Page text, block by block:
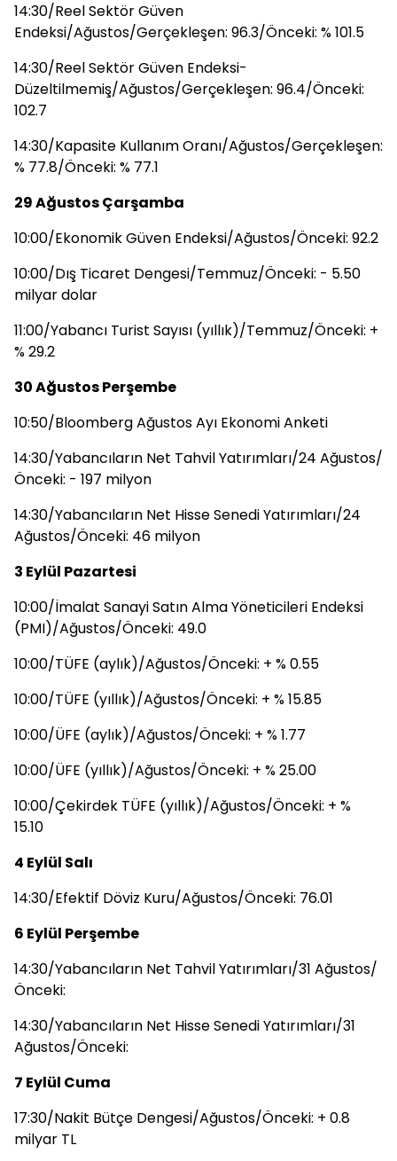
14:30/Reel Sektör Güven
Endeksi/Ağustos/Gerçekleşen: 96.3/Önceki: % 101.5
14:30/Reel Sektör Güven Endeksi-
Düzeltilmemiş/Ağustos/Gerçekleşen: 96.4/Önceki:
102.7
14:30/Kapasite Kullanım Oranı/Ağustos/Gerçekleşen:
% 77.8/Önceki: % 77.1
29 Ağustos Çarşamba
10:00/Ekonomik Güven Endeksi/Ağustos/Önceki: 92.2
10:00/Dış Ticaret Dengesi/Temmuz/Önceki: - 5.50
milyar dolar
11:00/Yabancı Turist Sayısı (yıllık)/Temmuz/Önceki: +
% 29.2
30 Ağustos Perşembe
10:50/Bloomberg Ağustos Ayı Ekonomi Anketi
14:30/Yabancıların Net Tahvil Yatırımları/24 Ağustos/
Önceki: - 197 milyon
14:30/Yabancıların Net Hisse Senedi Yatırımları/24
Ağustos/Önceki: 46 milyon
3 Eylül Pazartesi
10:00/İmalat Sanayi Satın Alma Yöneticileri Endeksi
(PMI)/Ağustos/Önceki: 49.0
10:00/TÜFE (aylık)/Ağustos/Önceki: + % 0.55
10:00/TÜFE (yıllık)/Ağustos/Önceki: + % 15.85
10:00/ÜFE (aylık)/Ağustos/Önceki: + % 1.77
10:00/ÜFE (yıllık)/Ağustos/Önceki: + % 25.00
10:00/Çekirdek TÜFE (yıllık)/Ağustos/Önceki: + %
15.10
4 Eylül Salı
14:30/Efektif Döviz Kuru/Ağustos/Önceki: 76.01
6 Eylül Perşembe
14:30/Yabancıların Net Tahvil Yatırımları/31 Ağustos/
Önceki:
14:30/Yabancıların Net Hisse Senedi Yatırımları/31
Ağustos/Önceki:
7 Eylül Cuma
17:30/Nakit Bütçe Dengesi/Ağustos/Önceki: + 0.8
milyar TL